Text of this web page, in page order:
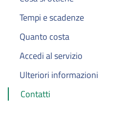
Tempi e scadenze
Quanto costa
Accedi al servizio
Ulteriori informazioni
Contatti